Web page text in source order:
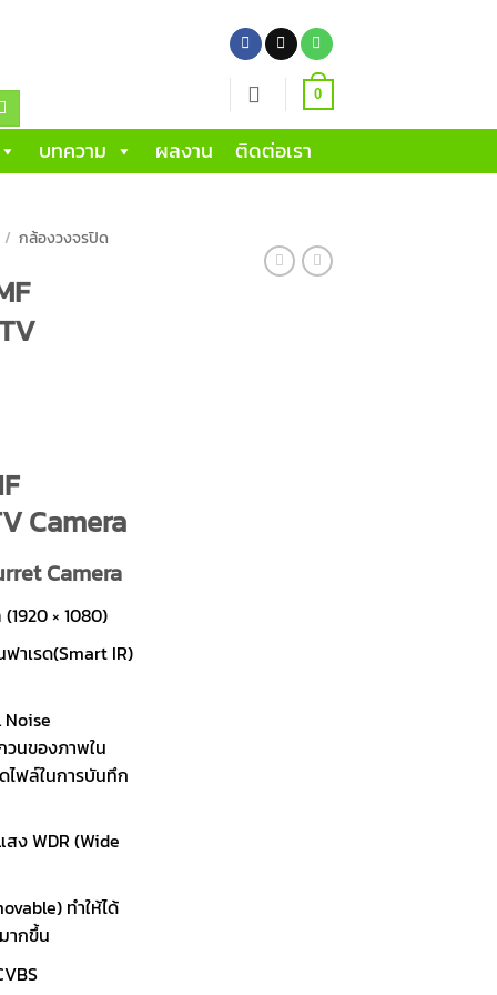
0
บทความ ผลงาน ติดต่อเรา
/ กล้องวงจรปิด
Camera
Camera
× 1080)
าเรด(Smart IR)
Noise
นของภาพใน
ไฟล์ในการบันทึก
ง WDR (Wide
ทำให้ได้
ากขึ้น